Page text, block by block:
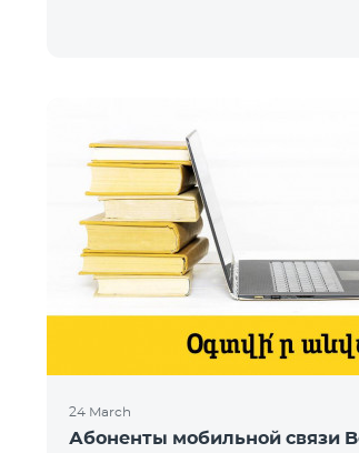
24 March
Абоненты мобильной связи